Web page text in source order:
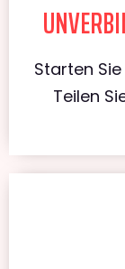
Starten
Teilen